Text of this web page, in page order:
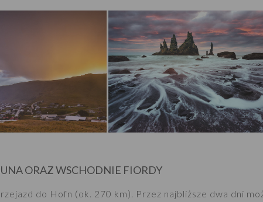
ORAZ WSCHODNIE FIORDY
do Hofn (ok. 270 km). Przez najbliższe dwa dni